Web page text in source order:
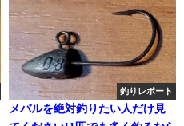
釣りレポート
メバルを絶対釣りたい人だけ見